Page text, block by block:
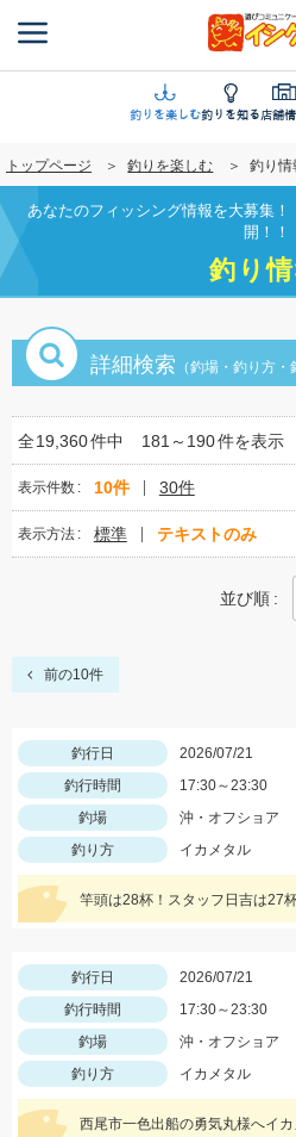
ン
に
移
動
釣りを楽しむ釣りを知る店舗
トップページ 釣りを楽しむ 釣り情
あなたのフィッシング情報を大募集
開！！
釣り
詳細検索 （釣場・釣り方・
全19,360件中 181～190件を表示
表示件数 10件 30件
表示方法 標準 テキストのみ
並び順
前の10件
釣行日
2026/07/21
釣行時間
17:30～23:30
釣場
沖・オフショア
釣り方
イカメタル
釣行日
2026/07/21
釣行時間
17:30～23:30
釣場
沖・オフショア
釣り方
イカメタル